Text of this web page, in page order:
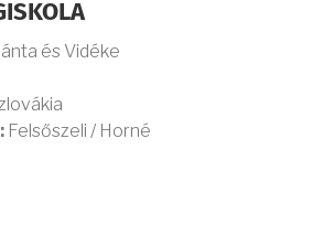
és Vidéke
Felsőszeli / Horné